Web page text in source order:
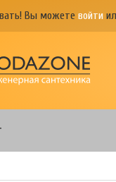
Вы можете войти